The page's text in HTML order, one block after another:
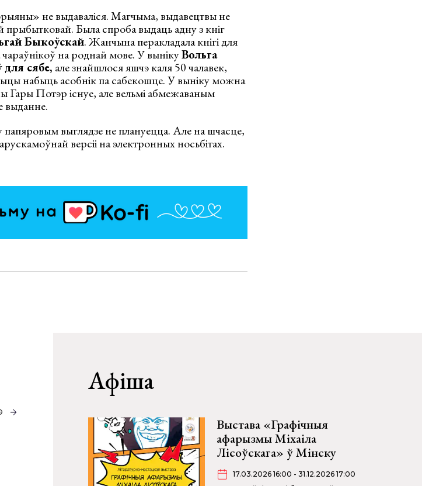
не выдаваліся. Магчыма, выдавецтвы не
Была спроба выдаць адну з кніг
Быкоўскай. Жанчына перакладала кнігі для
на роднай мове. У вынікуВольга
сябе, але знайшлося яшчэ каля 50 чалавек,
набыць асобнік па сабекошце. У выніку можна
Гары Потэр існуе, але вельмі абмежаваным
выданне.
выглядзе не плануецца. Але на шчасце,
версіі на электронных носьбітах.
Афіша
Выстава «Графічныя
афарызмы Міхаіла
Лісоўскага» ў Мінску
17.03.2026 16:00 - 31.12.2026 17:00